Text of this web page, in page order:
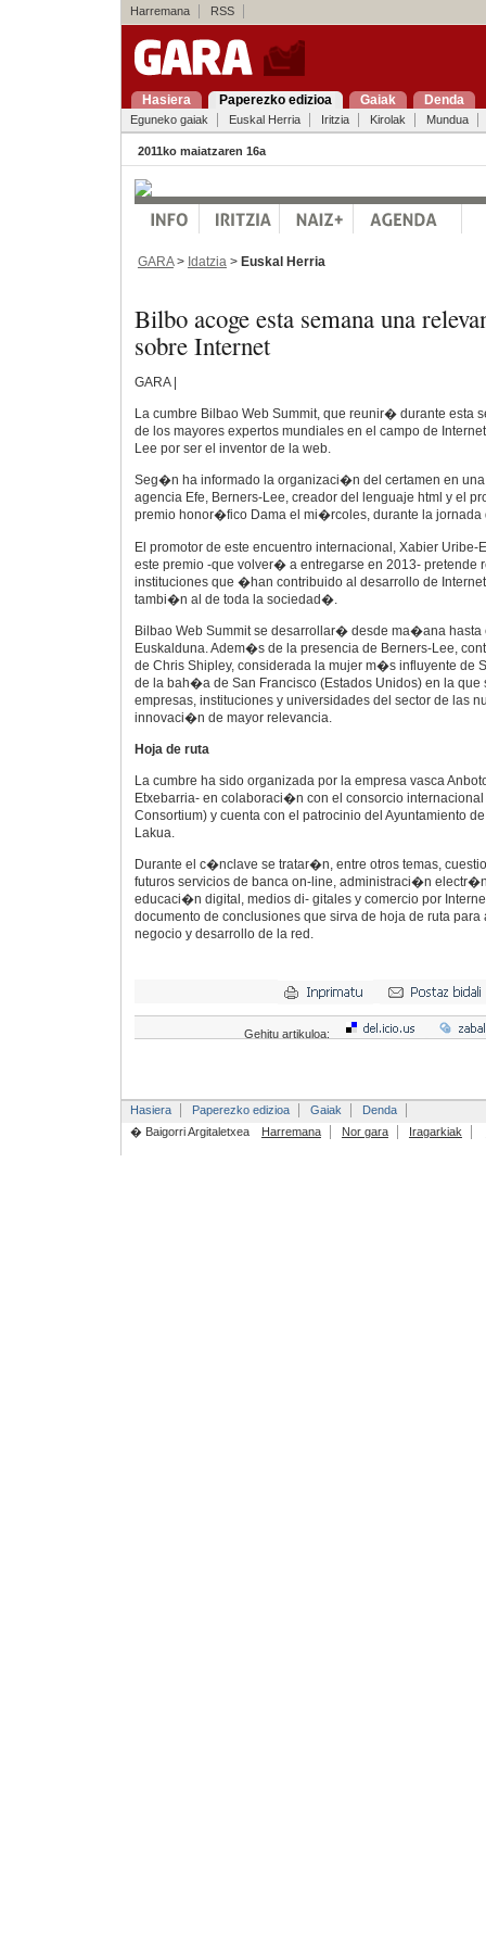
Harremana RSS
Hasiera Paperezko edizioa Gaiak Denda
Eguneko gaiak Euskal Herria Iritzia Kirolak Mundua
2011ko maiatzaren 16a
GARA> Idatzia > Euskal Herria
Bilbo acoge esta semana una
sobre Internet
GARA |
La cumbre Bilbao Web Summit, que reunir� durante esta
de los mayores expertos mundiales en el campo de
Lee por ser el inventor de la web.
Seg�n ha informado la organizaci�n del certamen en
agencia Efe, Berners-Lee, creador del lenguaje html y el
premio honor�fico Dama el mi�rcoles, durante la jornada
El promotor de este encuentro internacional, Xabier
este premio -que volver� a entregarse en 2013- pretende
instituciones que �han contribuido al desarrollo de
tambi�n al de toda la sociedad�.
Bilbao Web Summit se desarrollar� desde ma�ana
Euskalduna. Adem�s de la presencia de Berners-Lee,
de Chris Shipley, considerada la mujer m�s influyente de
de la bah�a de San Francisco (Estados Unidos) en la que
empresas, instituciones y universidades del sector de las
innovaci�n de mayor relevancia.
Hoja de ruta
La cumbre ha sido organizada por la empresa vasca
Etxebarria- en colaboraci�n con el consorcio
Consortium) y cuenta con el patrocinio del Ayuntamiento
Lakua.
Durante el c�nclave se tratar�n, entre otros temas,
futuros servicios de banca on-line, administraci�n
educaci�n digital, medios di- gitales y comercio por
documento de conclusiones que sirva de hoja de ruta
negocio y desarrollo de la red.
Gehitu artikuloa:
Hasiera Paperezko edizioa Gaiak
Denda
� Baigorri Argitaletxea
Harremana Nor gara Iragarkiak